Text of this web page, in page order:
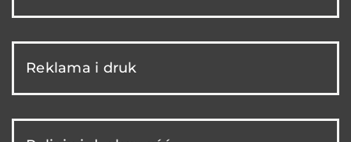
Reklama i druk